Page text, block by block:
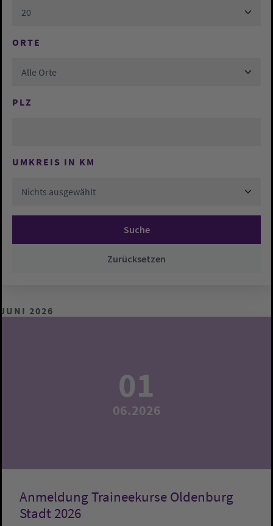
20
ORTE
Alle Orte
PLZ
UMKREIS IN KM
Nichts ausgewählt
Suche
Zurücksetzen
JUNI 2026
01
06.2026
Anmeldung Traineekurse Oldenburg
Stadt 2026